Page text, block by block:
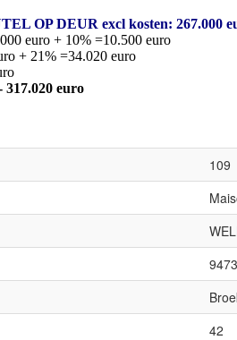
OP DEUR excl kosten: 267.000
euro + 10% =10.500 euro
+ 21% =34.020 euro
317.020 euro
109
9473
42